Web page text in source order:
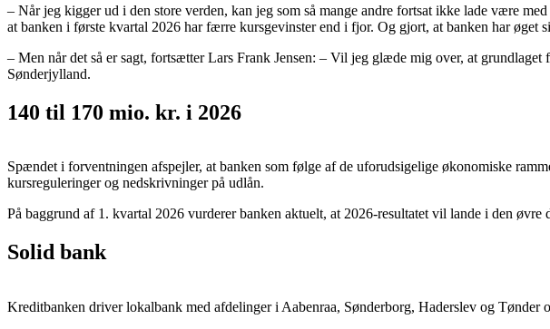
– Når jeg kigger ud i den store verden, kan jeg som så mange andre fortsat ikke lade være
at banken i første kvartal 2026 har færre kursgevinster end i fjor. Og gjort, at banken har øget
– Men når det så er sagt, fortsætter Lars Frank Jensen: – Vil jeg glæde mig over, at
Sønderjylland.
140 til 170 mio. kr. i 2026
Spændet i forventningen afspejler, at banken som følge af de uforudsigelige økonomiske
kursreguleringer og nedskrivninger på udlån.
På baggrund af 1. kvartal 2026 vurderer banken aktuelt, at 2026-resultatet vil lande i den øvre
Solid bank
Kreditbanken driver lokalbank med afdelinger i Aabenraa, Sønderborg, Haderslev og Tønder